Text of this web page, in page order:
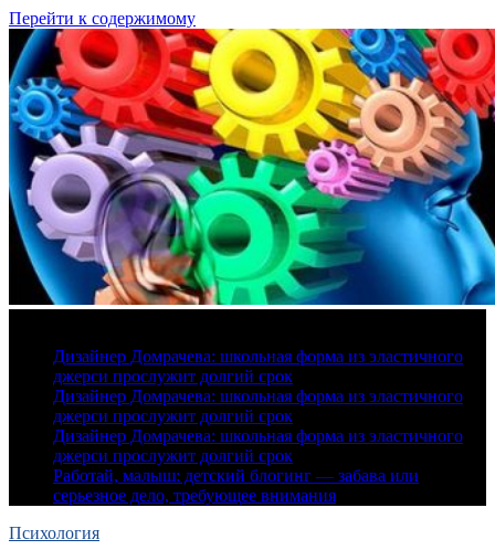
Перейти к содержимому
Дизайнер Домрачева: школьная форма из эластичного
джерси прослужит долгий срок
Дизайнер Домрачева: школьная форма из эластичного
джерси прослужит долгий срок
Дизайнер Домрачева: школьная форма из эластичного
джерси прослужит долгий срок
Работай, малыш: детский блогинг — забава или
серьезное дело, требующее внимания
Психология